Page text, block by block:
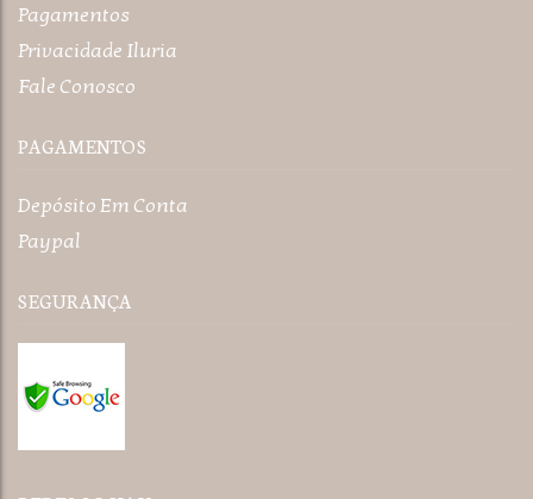
Pagamentos
Privacidade Iluria
Fale Conosco
PAGAMENTOS
Depósito Em Conta
Paypal
SEGURANÇA